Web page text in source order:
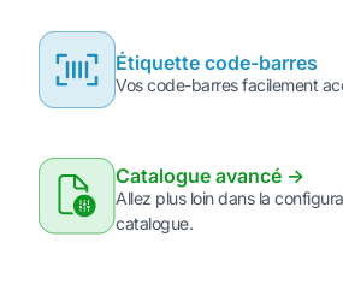
Étiquette code-barres
Vos code-barres facilement
Catalogue avancé ->
Allez plus loin dans la
catalogue.